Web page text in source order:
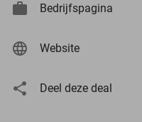
Bedrijfspagina
Website
Deel deze deal